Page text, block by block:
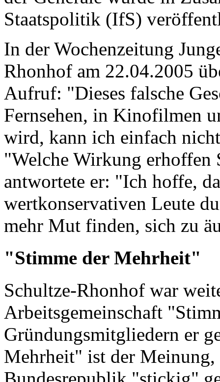
Staatspolitik (IfS)
In der Wochenzeitung
Rhonhof am 22.04.2005
Aufruf: "Dieses falsche
Fernsehen, in Kinofilmen
wird, kann ich einfach
"Welche Wirkung erhoffen
antwortete er: "Ich hoffe,
wertkonservativen Leute
mehr Mut finden, sich zu
"Stimme der Mehrheit"
Schultze-Rhonhof war
Arbeitsgemeinschaft
Gründungsmitgliedern er
Mehrheit" ist der Meinung,